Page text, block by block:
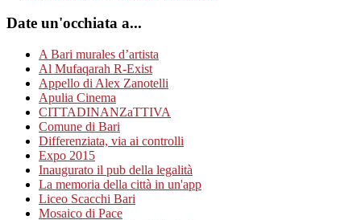
Date un'occhiata a...
A Bari murales d’artista
Al Mufaqarah R-Exist
Appello di Alex Zanotelli
Apulia Cinema
CITTADINANZaTTIVA
Comune di Bari
Differenziata, via ai controlli
Expo 2015
Inaugurato il pub della legalità
La memoria della città in un'app
Liceo Scacchi Bari
Mosaico di Pace